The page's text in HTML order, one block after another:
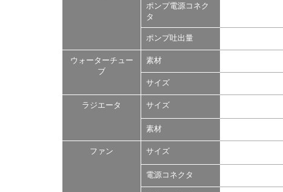
ポンプ電源コネク
タ
ポンプ吐出量
ウォーターチュー
ブ
素材
サイズ
ラジエータ サイズ
素材
ファン サイズ
電源コネクタ